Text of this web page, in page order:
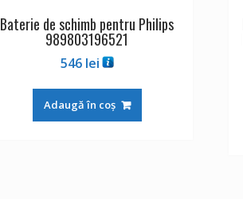
Baterie de schimb pentru Philips
989803196521
546 lei
Adaugă în coș